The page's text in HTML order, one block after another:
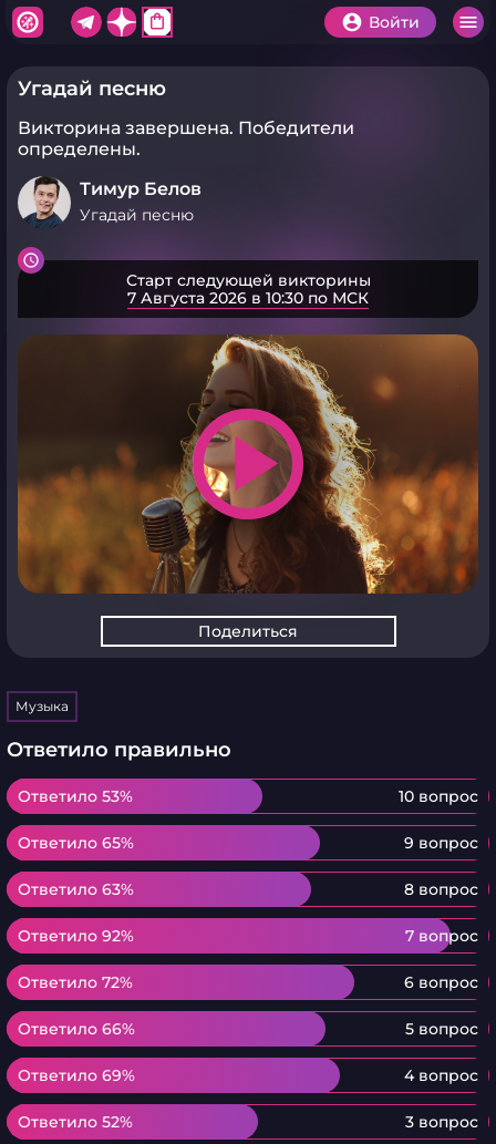
shopping_bag Войти
Угадай песню
Викторина завершена. Победители
определены.
Тимур Белов
Угадай песню
Старт следующей викторины
7 Августа 2026 в 10:30 по МСК
play_arrow
Поделиться
Музыка
Ответило правильно
Ответило 53% 10 вопрос
Ответило 53%
Ответило 65% 9 вопрос
Ответило 65%
Ответило 63% 8 вопрос
Ответило 63%
Ответило 92% 7 вопрос
Ответило 92%
Ответило 72% 6 вопрос
Ответило 72%
Ответило 66% 5 вопрос
Ответило 66%
Ответило 69% 4 вопрос
Ответило 69%
Ответило 52% 3 вопрос
Ответило 52%